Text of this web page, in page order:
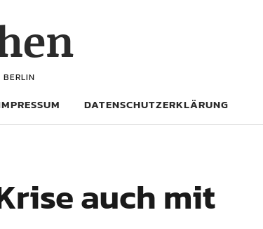
BERLIN
DATENSCHUTZERKLÄRUNG
auch mit